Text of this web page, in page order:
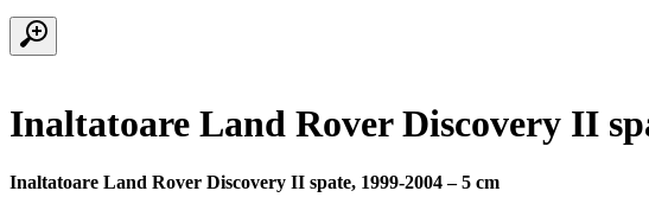
Inaltatoare Land Rover Discovery II
Inaltatoare Land Rover Discovery II spate, 1999-2004 – 5 cm